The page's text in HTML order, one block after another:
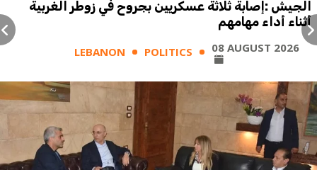
الجيش :إصابة ثلاثة عسكريين بجروح في زوطر الغربية
أثناء أداء مهامهم
LEBANON POLITICS 08 AUGUST 2026